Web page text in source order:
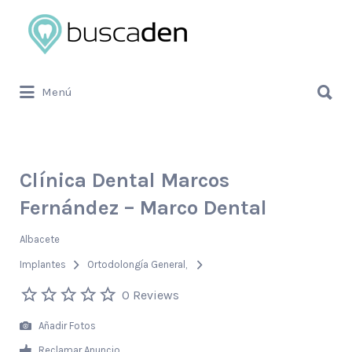
Buscar
por:
Menú
por:
Clínica Dental Marcos
Fernández – Marco Dental
Albacete
Implantes Ortodolongía General
0 Reviews
Añadir Fotos